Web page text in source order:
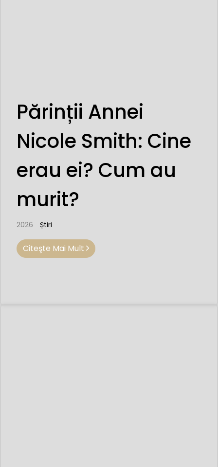
Părinții Annei
Nicole Smith: Cine
erau ei? Cum au
murit?
2026 Știri
Citeşte Mai Mult